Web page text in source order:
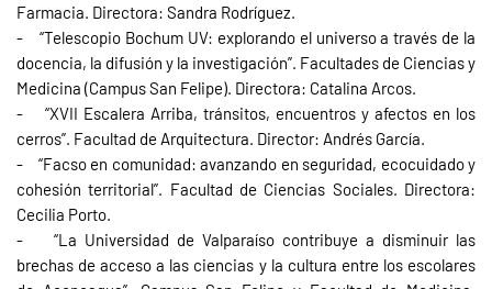
Farmacia. Directora: Sandra Rodríguez.
- “Telescopio Bochum UV: explorando el universo a través de la
docencia, la difusión y la investigación”. Facultades de Ciencias y
Medicina (Campus San Felipe). Directora: Catalina Arcos.
- “XVII Escalera Arriba, tránsitos, encuentros y afectos en los
cerros”. Facultad de Arquitectura. Director: Andrés García.
- “Facso en comunidad: avanzando en seguridad, ecocuidado y
cohesión territorial”. Facultad de Ciencias Sociales. Directora:
Cecilia Porto.
- “La Universidad de Valparaíso contribuye a disminuir las
brechas de acceso a las ciencias y la cultura entre los escolares